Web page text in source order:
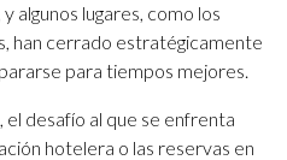
algunos lugares, como los
han cerrado estratégicamente
para tiempos mejores.
el desafío al que se enfrenta
hotelera o las reservas en